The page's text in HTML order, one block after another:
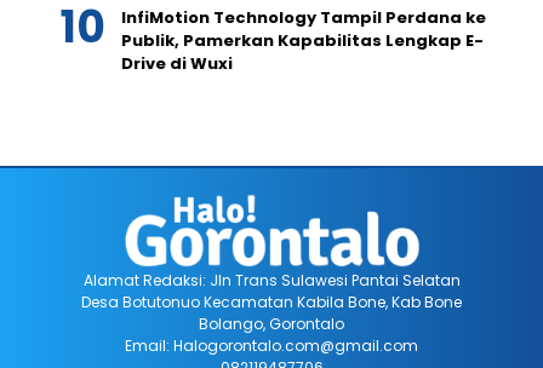
InfiMotion Technology Tampil Perdana ke
Publik, Pamerkan Kapabilitas Lengkap E-
Drive di Wuxi
Alamat Redaksi: Jln Trans Sulawesi Pantai Selatan
Desa Botutonuo Kecamatan Kabila Bone, Kab Bone
Bolango, Gorontalo
Email: Halogorontalo.com@gmail.com